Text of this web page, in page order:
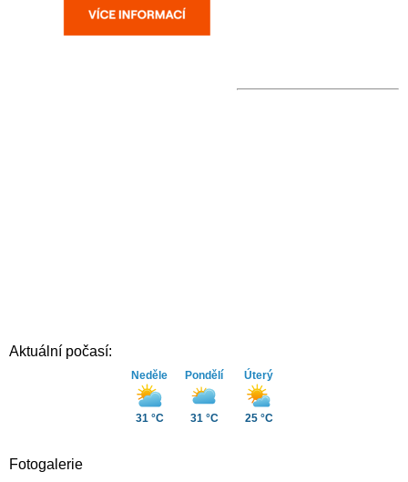
Aktuální počasí:
Neděle
31 °C
Pondělí
31 °C
Úterý
25 °C
Fotogalerie